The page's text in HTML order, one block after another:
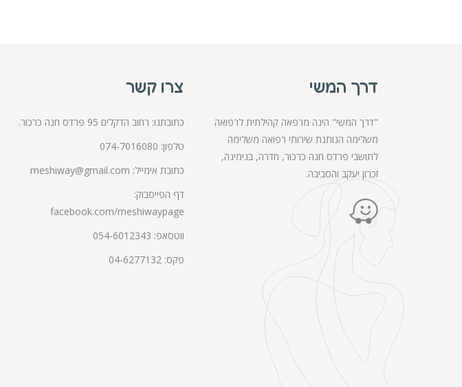
צרו קשר
כתובתנו: רחוב הדקלים 95 פרדס חנה כרכור.
טלפון: 074-7016080
כתובת אימייל: meshiway@gmail.com
דף הפייסבוק:
facebook.com/meshiwaypage
ווטסאפ: 054-6012343
פקס: 04-6277132
דרך המשי
"דרך המשי" הינה מרפאה קהילתית לרפואה
משלימה הנותנת שירותי רפואה משלימה
לתושבי פרדס חנה כרכור, חדרה, בנימינה,
זכרון יעקב והסביבה.